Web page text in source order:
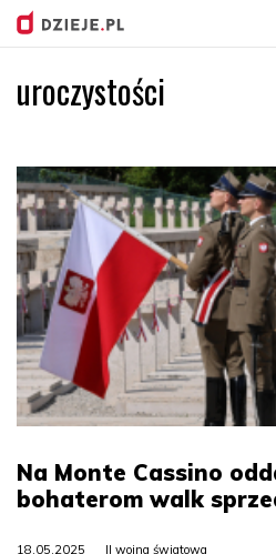
uroczystości
Na Monte Cassino
bohaterom walk
18.05.2025 II wojna światowa